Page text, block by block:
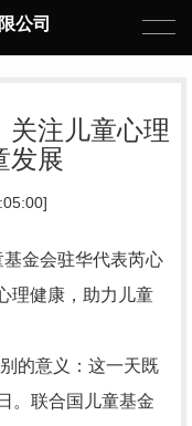
公司
关注儿童心理
发展
金会驻华代表芮心
理健康，助力儿童
的意义：这一天既
。联合国儿童基金